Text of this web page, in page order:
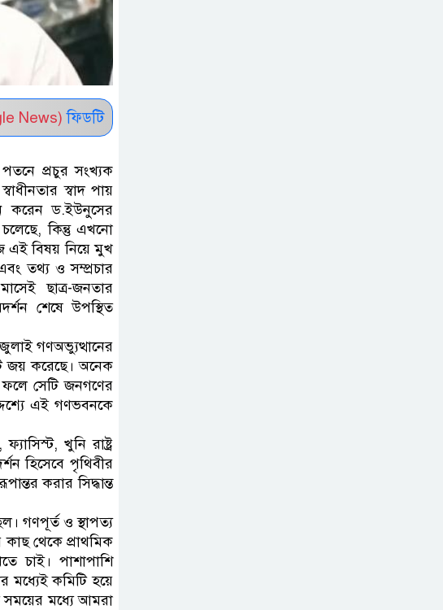
News) ফিডটি
প্রচুর সংখ্যক
স্বাদ পায়
করেন ড.ইউনুসের
চলেছে, কিন্তু এখনো
এই বিষয় নিয়ে মুখ
তথ্য ও সম্প্রচার
ছাত্র-জনতার
শেষে উপস্থিত
জুলাই গণঅভ্যুত্থানের
জয় করেছে। অনেক
সেটি জনগণের
এই গণভবনকে
খুনি রাষ্ট্র
হিসেবে পৃথিবীর
করার সিদ্ধান্ত
গণপূর্ত ও স্থাপত্য
কাছ থেকে প্রাথমিক
চাই। পাশাপাশি
মধ্যেই কমিটি হয়ে
সময়ের মধ্যে আমরা